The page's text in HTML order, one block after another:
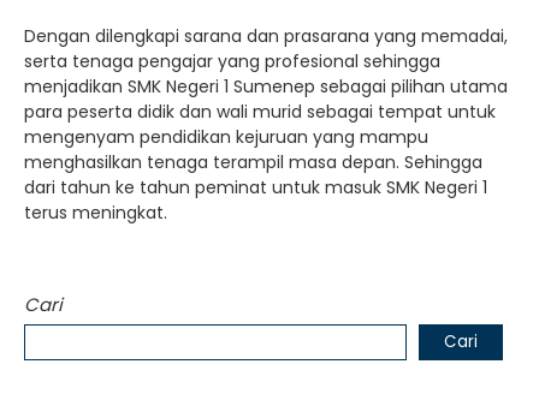
Dengan dilengkapi sarana dan prasarana yang memadai,
serta tenaga pengajar yang profesional sehingga
menjadikan SMK Negeri 1 Sumenep sebagai pilihan utama
para peserta didik dan wali murid sebagai tempat untuk
mengenyam pendidikan kejuruan yang mampu
menghasilkan tenaga terampil masa depan. Sehingga
dari tahun ke tahun peminat untuk masuk SMK Negeri 1
terus meningkat.
Cari
Cari